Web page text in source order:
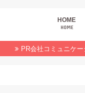
HOME
HOME
PR会社コミュニケ